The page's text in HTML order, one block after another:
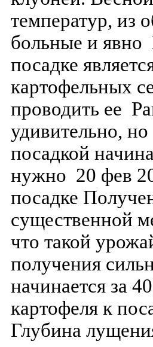
температур, из
больные и явно
посадке
картофельных
проводить ее
удивительно,
посадкой
нужно 20 фев
посадке
существенной
что такой
получения
начинается за
картофеля к
Глубина